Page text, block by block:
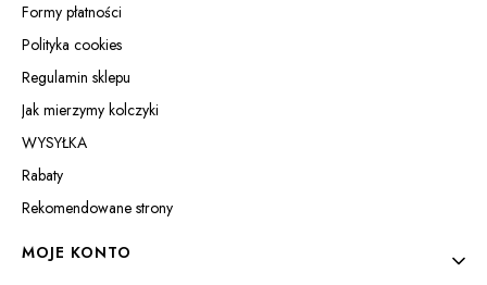
Formy płatności
Polityka cookies
Regulamin sklepu
Jak mierzymy kolczyki
WYSYŁKA
Rabaty
Rekomendowane strony
MOJE KONTO